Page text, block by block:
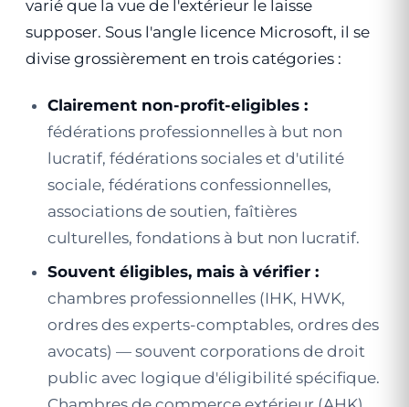
varié que la vue de l'extérieur le laisse
supposer. Sous l'angle licence Microsoft, il se
divise grossièrement en trois catégories :
Clairement non-profit-eligibles :
fédérations professionnelles à but non
lucratif, fédérations sociales et d'utilité
sociale, fédérations confessionnelles,
associations de soutien, faîtières
culturelles, fondations à but non lucratif.
Souvent éligibles, mais à vérifier :
chambres professionnelles (IHK, HWK,
ordres des experts-comptables, ordres des
avocats) — souvent corporations de droit
public avec logique d'éligibilité spécifique.